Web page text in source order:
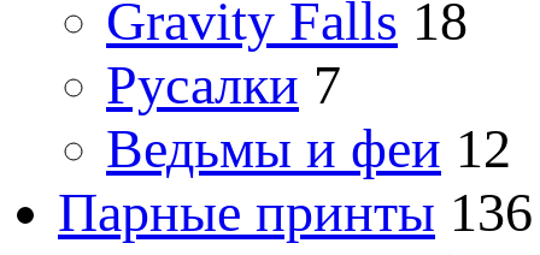
Gravity Falls 18
Русалки 7
Ведьмы и феи 12
Парные принты 136